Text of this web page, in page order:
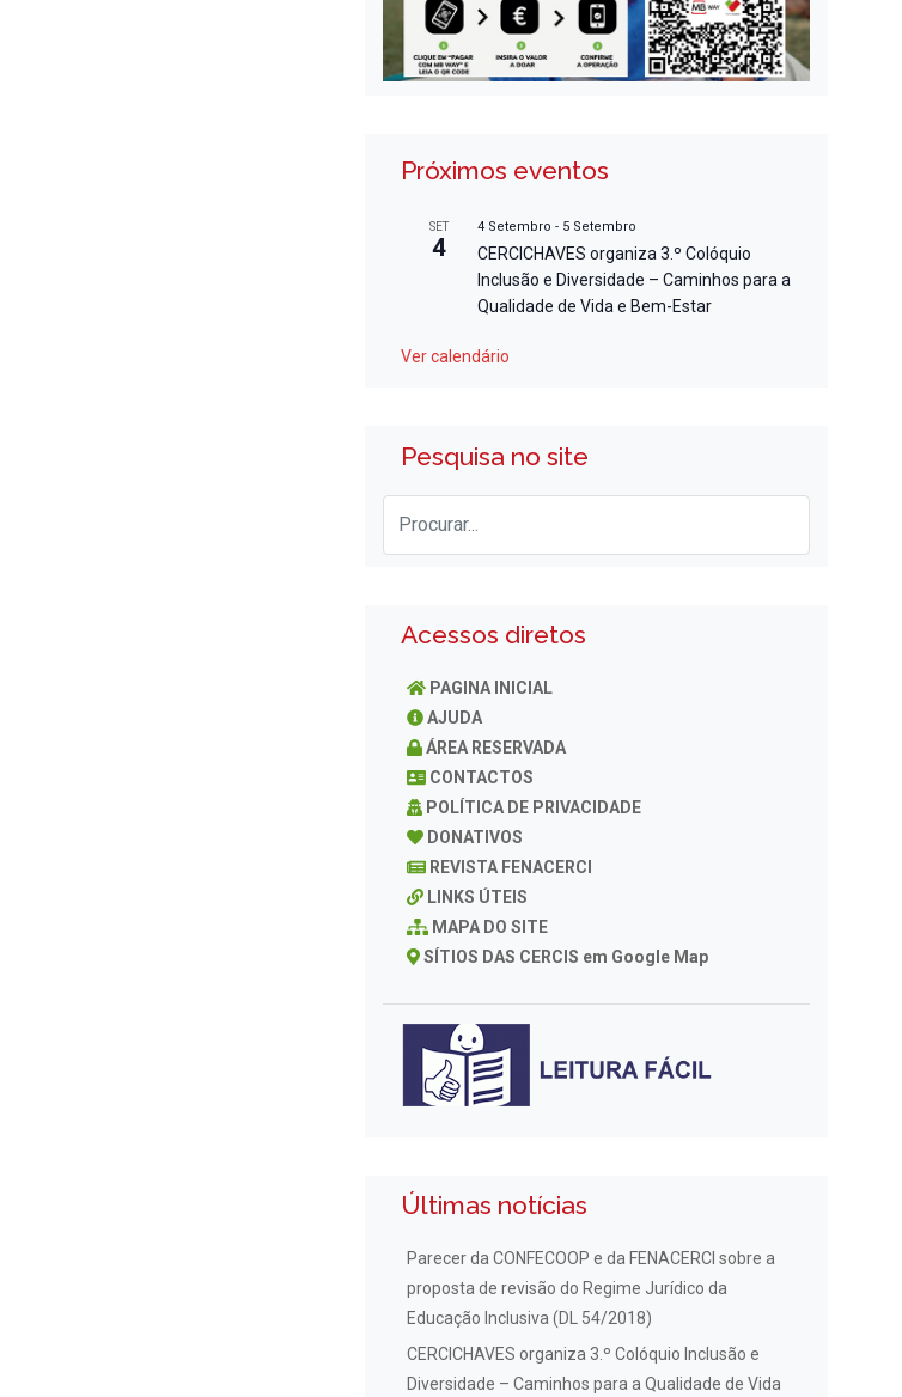
Próximos eventos
SET
4
4 Setembro - 5 Setembro
CERCICHAVES organiza 3.º Colóquio
Inclusão e Diversidade – Caminhos para a
Qualidade de Vida e Bem-Estar
Ver calendário
Pesquisa no site
Acessos diretos
PAGINA INICIAL
AJUDA
ÁREA RESERVADA
CONTACTOS
POLÍTICA DE PRIVACIDADE
DONATIVOS
REVISTA FENACERCI
LINKS ÚTEIS
MAPA DO SITE
SÍTIOS DAS CERCIS em Google Map
Últimas notícias
Parecer da CONFECOOP e da FENACERCI sobre a
proposta de revisão do Regime Jurídico da
Educação Inclusiva (DL 54/2018)
CERCICHAVES organiza 3.º Colóquio Inclusão e
Diversidade – Caminhos para a Qualidade de Vida